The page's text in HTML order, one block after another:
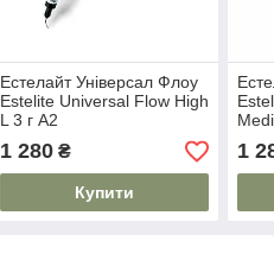
Естелайт Універсал Флоу
Estelite Universal Flow High
L 3 г A2
1 280₴
Купити
1